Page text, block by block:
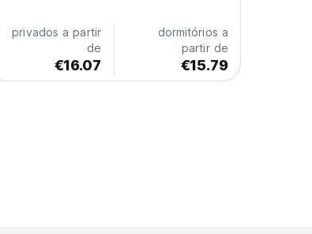
privados a partir
de
€16.07
dormitórios a
partir de
€15.79